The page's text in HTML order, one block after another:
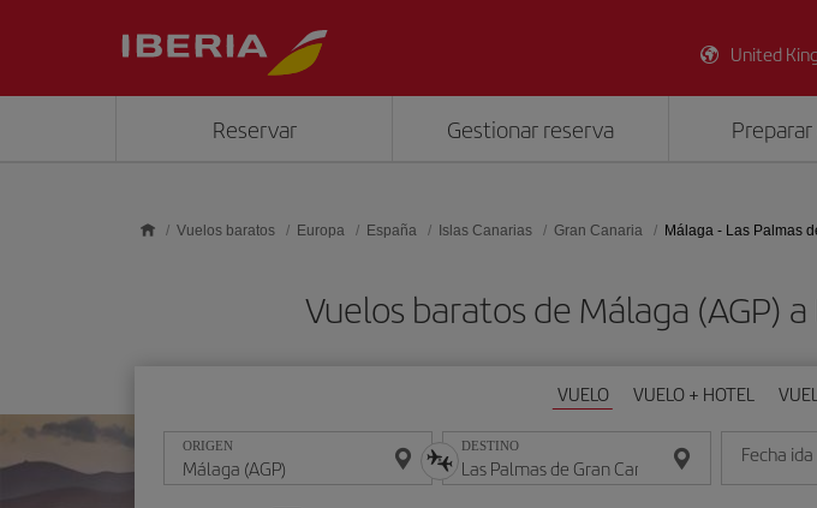
United
Reservar Gestionar reserva
Vuelos baratos Europa España Islas Canarias Gran Canaria Málaga - Las Palmas
Vuelos baratos de Málaga (AGP)
VUELO VUELO + HOTEL
ORIGEN DESTINO Fecha ida
Introduce la